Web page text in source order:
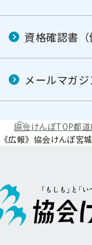
資格確認書
メールマガジ
協会けんぽTOP都
《広報》協会けんぽ宮